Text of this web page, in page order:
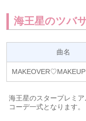
海王星のツバ
曲名
MAKEOVER♡MAKEUP
海王星のスタープレミ
コーデ一式となります。